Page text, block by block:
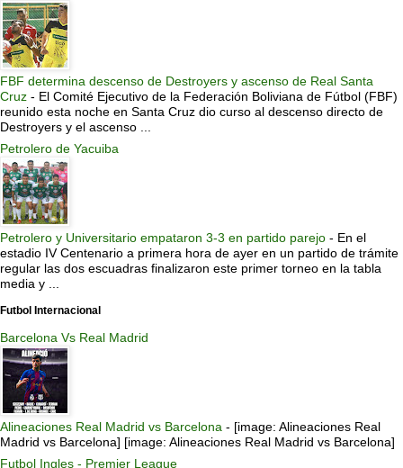
FBF determina descenso de Destroyers y ascenso de Real Santa
Cruz - El Comité Ejecutivo de la Federación Boliviana de Fútbol (FBF)
reunido esta noche en Santa Cruz dio curso al descenso directo de
Destroyers y el ascenso ...
Petrolero de Yacuiba
Petrolero y Universitario empataron 3-3 en partido parejo - En el
estadio IV Centenario a primera hora de ayer en un partido de trámite
regular las dos escuadras finalizaron este primer torneo en la tabla
media y ...
Futbol Internacional
Barcelona Vs Real Madrid
Alineaciones Real Madrid vs Barcelona - [image: Alineaciones Real
Madrid vs Barcelona] [image: Alineaciones Real Madrid vs Barcelona]
Futbol Ingles - Premier League